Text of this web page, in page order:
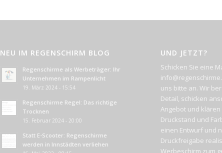
NEU IM REGENSCHIRM BLOG
Regenschirme als Werbeträger: Ihr
Unternehmen im Rampenlicht
19. März 2024 - 15:54
Regenschirme Regel: Das richtige
Trocknen
15. Februar 2024 - 20:00
Statt E-Scooter: Regenschirme
werden in Innstädten verliehen
UND JETZT?
Schicken Sie eine
uns bitte an. Wir
Detail, schicken
Angebot und klären
Druckstand und
einen Entwurf und
Druckfreigabe
Werbeschirm zum